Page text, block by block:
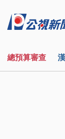
總預算審查